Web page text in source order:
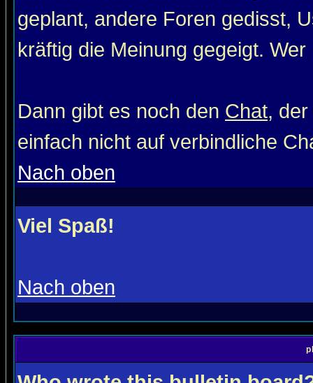
geplant, andere Foren gedisst,
kräftig die Meinung gegeigt.
Dann gibt es noch den Chat,
einfach nicht auf verbindliche
Nach oben
Viel Spaß!
Nach oben